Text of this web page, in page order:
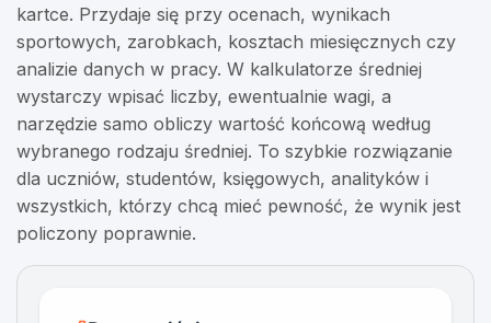
kartce. Przydaje się przy ocenach, wynikach
sportowych, zarobkach, kosztach miesięcznych czy
analizie danych w pracy. W kalkulatorze średniej
wystarczy wpisać liczby, ewentualnie wagi, a
narzędzie samo obliczy wartość końcową według
wybranego rodzaju średniej. To szybkie rozwiązanie
dla uczniów, studentów, księgowych, analityków i
wszystkich, którzy chcą mieć pewność, że wynik jest
policzony poprawnie.